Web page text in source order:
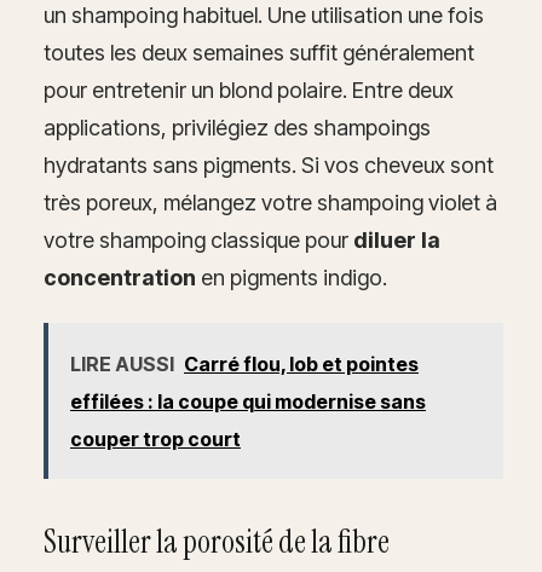
un shampoing habituel. Une utilisation une fois
toutes les deux semaines suffit généralement
pour entretenir un blond polaire. Entre deux
applications, privilégiez des shampoings
hydratants sans pigments. Si vos cheveux sont
très poreux, mélangez votre shampoing violet à
votre shampoing classique pour diluer la
concentration en pigments indigo.
LIRE AUSSI Carré flou, lob et pointes
effilées : la coupe qui modernise sans
couper trop court
Surveiller la porosité de la fibre